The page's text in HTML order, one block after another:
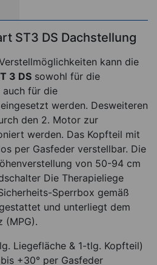
ST3 DS Dachstellung
kann die
3 DS sowohl für die
auch für die
werden. Desweiteren
den 2. Motor zur
werden. Das Kopfteil mit
per Gasfeder verstellbar. Die
von 50-94 cm
Die Therapieliege
Sperrbox gemäß
und unterliegt dem
(MPG).
Liegefläche & 1-tlg. Kopfteil)
+30° per Gasfeder